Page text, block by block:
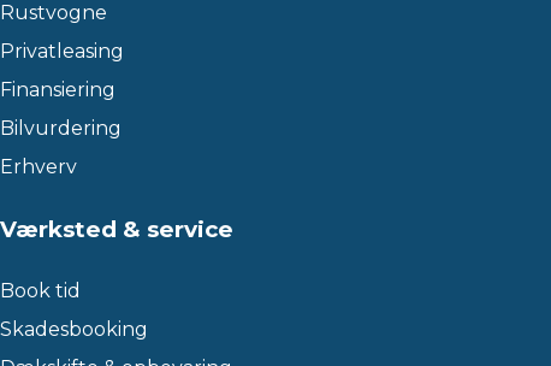
Rustvogne
Privatleasing
Finansiering
Bilvurdering
Erhverv
Værksted & service
Book tid
Skadesbooking